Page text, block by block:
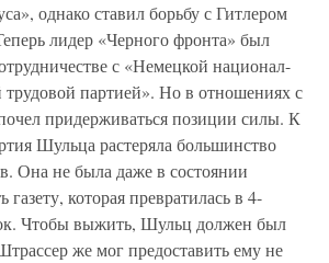
однако ставил борьбу с Гитлером
лидер «Черного фронта» был
с «Немецкой национал-
трудовой партией». Но в отношениях с
придерживаться позиции силы. К
Шульца растеряла большинство
Она не была даже в состоянии
газету, которая превратилась в 4-
Чтобы выжить, Шульц должен был
же мог предоставить ему не